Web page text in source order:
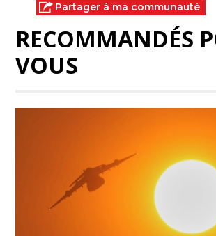
Partager à ma communauté
RECOMMANDÉS
VOUS